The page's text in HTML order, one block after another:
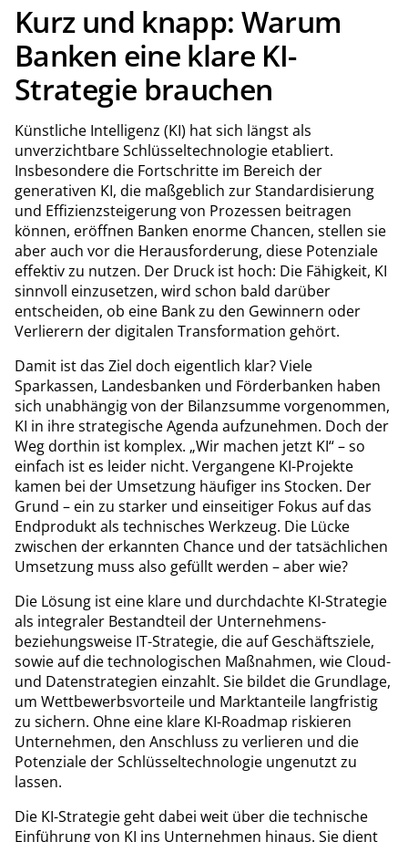
Kurz und knapp: Warum
Banken eine klare KI-
Strategie brauchen
Künstliche Intelligenz (KI) hat sich längst als
unverzichtbare Schlüsseltechnologie etabliert.
Insbesondere die Fortschritte im Bereich der
generativen KI, die maßgeblich zur Standardisierung
und Effizienzsteigerung von Prozessen beitragen
können, eröffnen Banken enorme Chancen, stellen sie
aber auch vor die Herausforderung, diese Potenziale
effektiv zu nutzen. Der Druck ist hoch: Die Fähigkeit, KI
sinnvoll einzusetzen, wird schon bald darüber
entscheiden, ob eine Bank zu den Gewinnern oder
Verlierern der digitalen Transformation gehört.
Damit ist das Ziel doch eigentlich klar? Viele
Sparkassen, Landesbanken und Förderbanken haben
sich unabhängig von der Bilanzsumme vorgenommen,
KI in ihre strategische Agenda aufzunehmen. Doch der
Weg dorthin ist komplex. „Wir machen jetzt KI“ – so
einfach ist es leider nicht. Vergangene KI-Projekte
kamen bei der Umsetzung häufiger ins Stocken. Der
Grund – ein zu starker und einseitiger Fokus auf das
Endprodukt als technisches Werkzeug. Die Lücke
zwischen der erkannten Chance und der tatsächlichen
Umsetzung muss also gefüllt werden – aber wie?
Die Lösung ist eine klare und durchdachte KI-Strategie
als integraler Bestandteil der Unternehmens-
beziehungsweise IT-Strategie, die auf Geschäftsziele,
sowie auf die technologischen Maßnahmen, wie Cloud-
und Datenstrategien einzahlt. Sie bildet die Grundlage,
um Wettbewerbsvorteile und Marktanteile langfristig
zu sichern. Ohne eine klare KI-Roadmap riskieren
Unternehmen, den Anschluss zu verlieren und die
Potenziale der Schlüsseltechnologie ungenutzt zu
lassen.
Die KI-Strategie geht dabei weit über die technische
Einführung von KI ins Unternehmen hinaus. Sie dient